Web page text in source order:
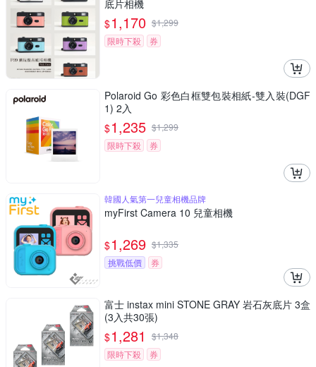
底片相機
$1,170 $1,299
限時下殺
券
Polaroid Go 彩色白框雙包裝相紙-雙入裝(DGF
1) 2入
$1,235 $1,299
限時下殺
券
韓國人氣第一兒童相機品牌
myFirst Camera 10 兒童相機
$1,269 $1,335
挑戰低價
券
富士 instax mini STONE GRAY 岩石灰底片 3盒
(3入共30張)
$1,281 $1,348
限時下殺
券